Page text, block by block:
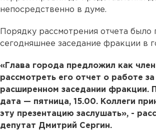
непосредственно в думе.
Порядку рассмотрения отчета было
сегодняшнее заседание фракции в
«Глава города предложил как
рассмотреть его отчет о работе
расширенном заседании фракции.
дата — пятница, 15.00. Коллеги
эту презентацию заслушать», -
депутат Дмитрий Сергин.